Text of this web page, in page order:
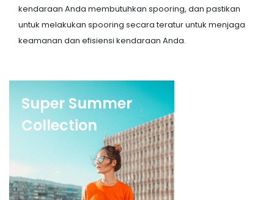
kendaraan Anda membutuhkan spooring, dan pastikan
untuk melakukan spooring secara teratur untuk menjaga
keamanan dan efisiensi kendaraan Anda.
Super Summer
Collection